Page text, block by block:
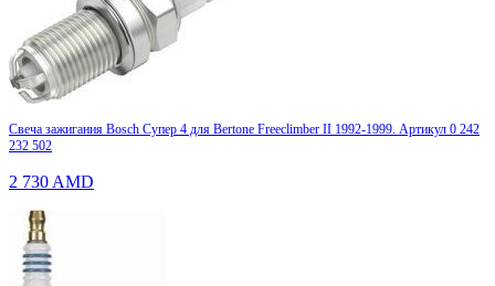
Свеча зажигания Bosch Супер 4 для Bertone Freeclimber II 1992-1999. Артикул 0 242
232 502
2 730 AMD